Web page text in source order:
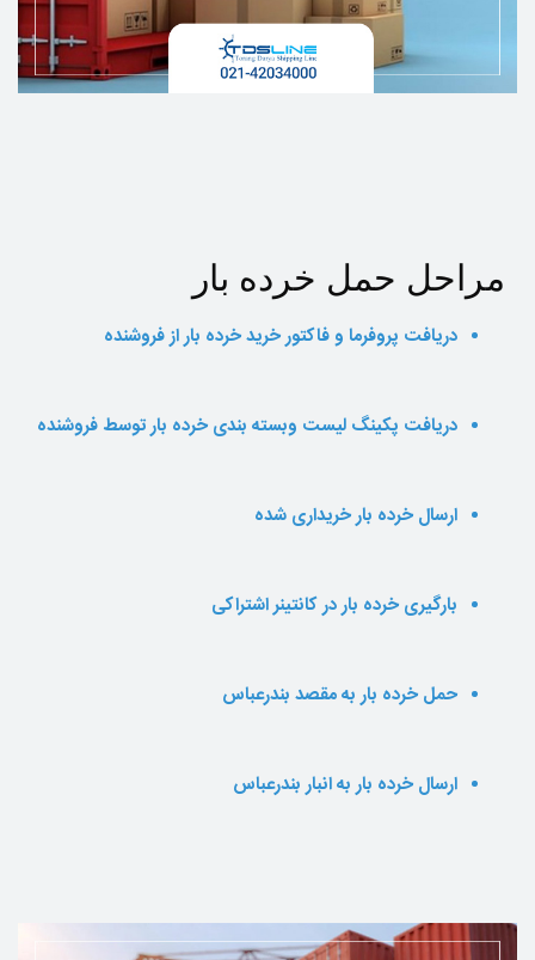
مراحل حمل خرده بار
دریافت پروفرما و فاکتور خرید خرده بار از فروشنده
دریافت پکینگ لیست وبسته بندی خرده بار توسط فروشنده
ارسال خرده بار خریداری شده
بارگیری خرده بار در کانتینر اشتراکی
حمل خرده بار به مقصد بندرعباس
ارسال خرده بار به انبار بندرعباس